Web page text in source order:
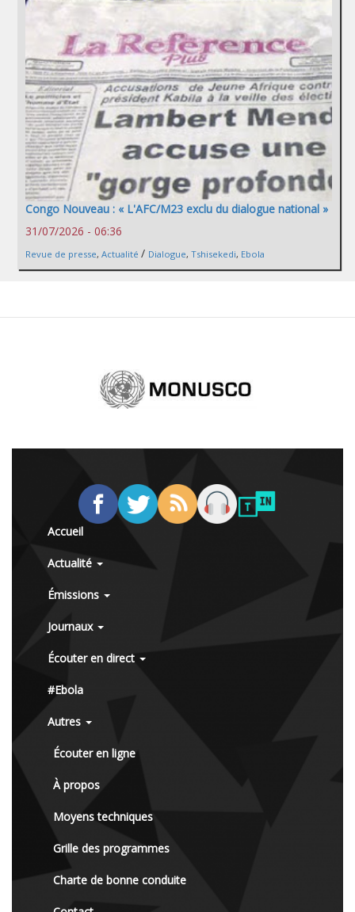
Congo Nouveau : « L'AFC/M23 exclu du dialogue national »
31/07/2026 - 06:36
Revue de presse, Actualité / Dialogue, Tshisekedi, Ebola
Accueil
Actualité
Émissions
Journaux
Écouter en direct
#Ebola
Autres
Écouter en ligne
À propos
Moyens techniques
Grille des programmes
Charte de bonne conduite